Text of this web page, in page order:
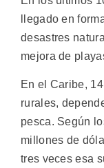
llegado en
desastres
mejora de
En el Caribe,
rurales,
pesca. Según
millones de
tres veces esa